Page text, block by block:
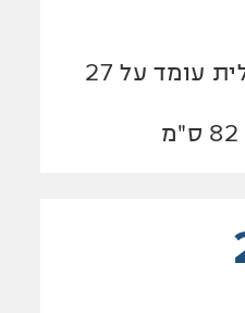
המרחק מן המעלית עומד על 27